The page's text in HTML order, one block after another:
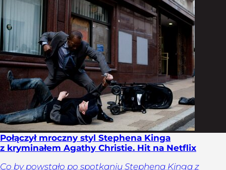
Połączył mroczny styl Stephena Kinga
z kryminałem Agathy Christie. Hit na Netflix
Co by powstało po spotkaniu Stephena Kinga z